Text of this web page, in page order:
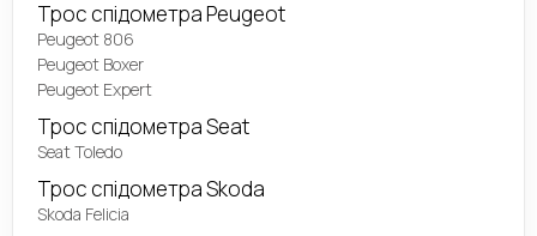
Трос спідометра Peugeot
Peugeot 806
Peugeot Boxer
Peugeot Expert
Трос спідометра Seat
Seat Toledo
Трос спідометра Skoda
Skoda Felicia